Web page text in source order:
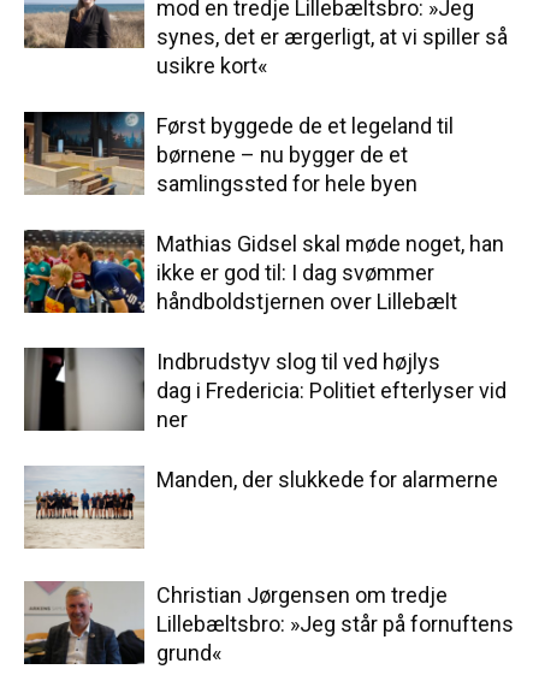
mod en tredje Lillebæltsbro: »Jeg
synes, det er ærgerligt, at vi spiller så
usikre kort«
Først byggede de et legeland til
børnene – nu bygger de et
samlingssted for hele byen
Mathias Gidsel skal møde noget, han
ikke er god til: I dag svømmer
håndboldstjernen over Lillebælt
Indbrudstyv slog til ved højlys
dag i Fredericia: Politiet efterlyser vid
ner
Manden, der slukkede for alarmerne
Christian Jørgensen om tredje
Lillebæltsbro: »Jeg står på fornuftens
grund«